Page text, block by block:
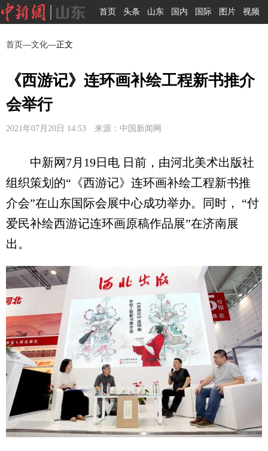
首页 头条 山东 国内 国际 图片 视频
首页—文化—正文
《西游记》连环画补绘工程新书推介
会举行
2021年07月20日 14:53 来源：中国新闻网
中新网7月19日电 日前，由河北美术出版社
组织策划的“《西游记》连环画补绘工程新书推
介会”在山东国际会展中心成功举办。同时， “付
爱民补绘西游记连环画原稿作品展”在济南展
出。